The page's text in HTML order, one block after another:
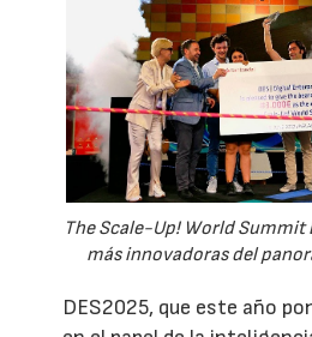
The Scale-Up! World Summit
más innovadoras del
DES2025, que este año